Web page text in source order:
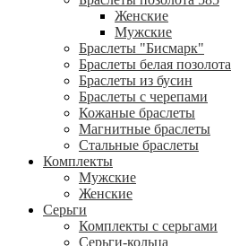
Женские
Мужские
Браслеты "Бисмарк"
Браслеты белая позолота
Браслеты из бусин
Браслеты с черепами
Кожаные браслеты
Магнитные браслеты
Стальные браслеты
Комплекты
Мужские
Женские
Серьги
Комплекты с серьгами
Серьги-кольца